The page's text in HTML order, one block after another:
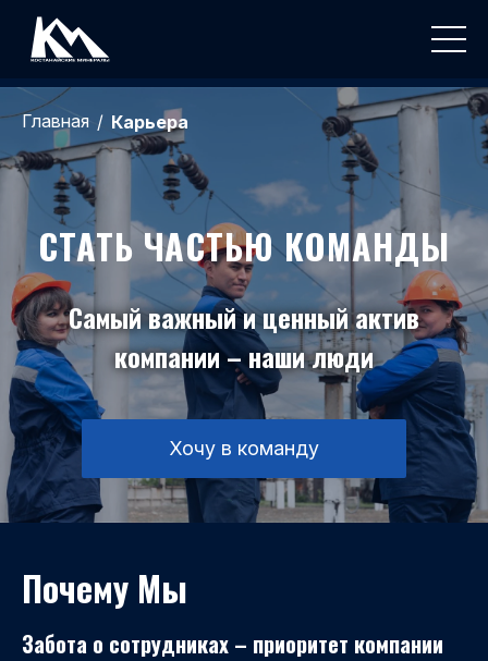
Главная / Карьера
СТАТЬ ЧАСТЬЮ КОМАНДЫ
Самый важный и ценный актив
компании – наши люди
Хочу в команду
Почему Мы
Забота о сотрудниках – приоритет компании